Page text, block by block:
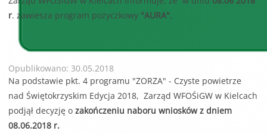
r. zawiesza program pożyczkowy "AURA".
Opublikowano: 30.05.2018
Na podstawie pkt. 4 programu "ZORZA" - Czyste powietrze
nad Świętokrzyskim Edycja 2018, Zarząd WFOŚiGW w Kielcach
podjął decyzję o zakończeniu naboru wniosków z dniem
08.06.2018 r.